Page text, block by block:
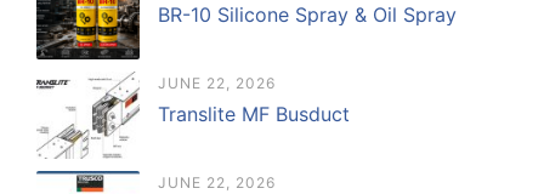
BR-10 Silicone Spray & Oil Spray
JUNE 22, 2026
Translite MF Busduct
JUNE 22, 2026